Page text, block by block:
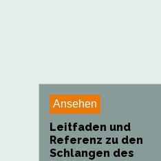
Ansehen
Leitfaden und
Referenz zu den
Schlangen des